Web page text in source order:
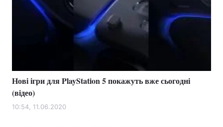
Нові ігри для PlayStation 5 покажуть вже сьогодні
(відео)
10:54, 11.06.2020